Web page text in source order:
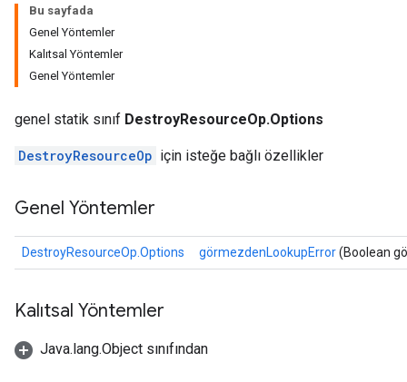
Bu sayfada
Genel Yöntemler
Kalıtsal Yöntemler
Genel Yöntemler
genel statik sınıf DestroyResourceOp.Options
DestroyResourceOp için isteğe bağlı özellikler
Genel Yöntemler
DestroyResourceOp.Options görmezdenLookupError(Boolean
Kalıtsal Yöntemler
Java.lang.Object sınıfından